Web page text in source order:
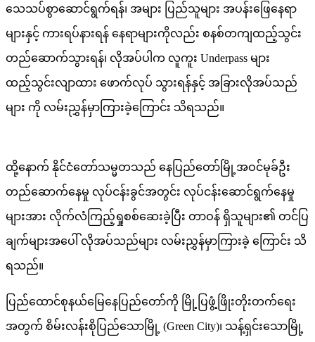
သေသပ်စွာဆောင်ရွက်ရန်၊ အများ ပြည်သူများ အပန်းဖြေနေရာ
များနှင့် ကားရပ်နားရန် နေရာများကိုလည်း စနစ်တကျထည့်သွင်း
တည်ဆောက်သွားရန်၊ လိုအပ်ပါက လူကူး Underpass များ
ထည့်သွင်းလျာထား ဖောက်လုပ် သွားရန်နှင့် အခြားလိုအပ်သည်
များ ကို လမ်းညွှန်မှာကြားခဲ့​ကြောင်း သိရသည်။
ထို့နောက် နိုင်ငံတော်သမ္မတသည် နေပြည်တော်မြို့အဝင်မုခ်ဦး
တည်ဆောက်နေမှု လုပ်ငန်းခွင်အတွင်း လုပ်ငန်းဆောင်ရွက်နေမှု
များအား လိုက်လံကြည့်ရှုစစ်ဆေးခဲ့ပြီး တာဝန် ရှိသူများ၏ တင်ပြ
ချက်များအပေါ် လိုအပ်သည်များ လမ်းညွှန်မှာကြားခဲ့ ကြောင်း သိ
ရသည်။
ပြည်ထောင်စုနယ်မြေနေပြည်တော်ကို မြို့ပြဖွံ့ဖြိုးတိုးတက်ရေး
အတွက် စိမ်းလန်းစိုပြည်သောမြို့ (Green City)၊ သန့်ရှင်းသောမြို့